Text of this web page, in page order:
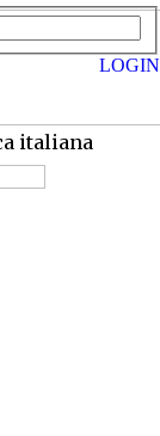
italiana
LOGIN